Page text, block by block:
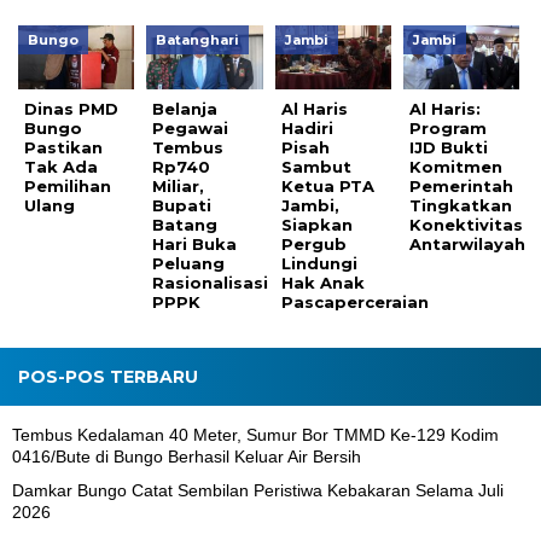
Bungo
Dinas PMD
Bungo
Pastikan
Tak Ada
Pemilihan
Ulang
Batanghari
Belanja
Pegawai
Tembus
Rp740
Miliar,
Bupati
Batang
Hari Buka
Peluang
Rasionalisasi
PPPK
Jambi
Al Haris
Hadiri
Pisah
Sambut
Ketua PTA
Jambi,
Siapkan
Pergub
Lindungi
Hak Anak
Pascaperceraian
Jambi
Al Haris:
Program
IJD Bukti
Komitmen
Pemerintah
Tingkatkan
Konektivitas
Antarwilayah
POS-POS TERBARU
Tembus Kedalaman 40 Meter, Sumur Bor TMMD Ke-129 Kodim
0416/Bute di Bungo Berhasil Keluar Air Bersih
Damkar Bungo Catat Sembilan Peristiwa Kebakaran Selama Juli
2026